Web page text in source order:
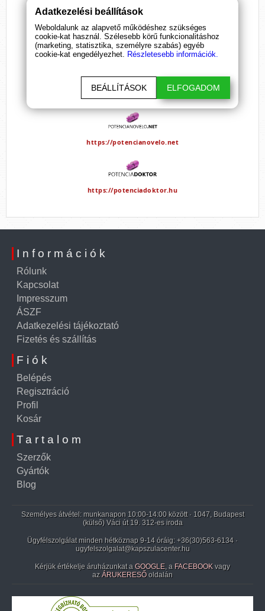
https://kapszulacenter.hu
https://kutyucenter.hu
https://potencianovelo.net
https://potenciadoktor.hu
Információk
Rólunk
Kapcsolat
Impresszum
ÁSZF
Adatkezelési tájékoztató
Fizetés és szállítás
Fiók
Belépés
Regisztráció
Profil
Kosár
Tartalom
Szerzők
Gyártók
Blog
Személyes átvétel: munkanapon 10:00-14:00 között · 1047, Budapest
(külső) Váci út 19. 312-es iroda
Ügyfélszolgálat minden hétköznap 9-14 óráig: +36(30)563-6134 ·
ugyfelszolgalat@kapszulacenter.hu
Kérjük értékelje áruházunkat a GOOGLE , a FACEBOOK vagy
az ÁRUKERESŐ oldalán
Adatkezelési beállítások
Weboldalunk az alapvető működéshez szükséges
cookie-kat használ. Szélesebb körű funkcionalitáshoz
(marketing, statisztika, személyre szabás) egyéb
cookie-kat engedélyezhet. Részletesebb információk.
BEÁLLÍTÁSOK ELFOGADOM